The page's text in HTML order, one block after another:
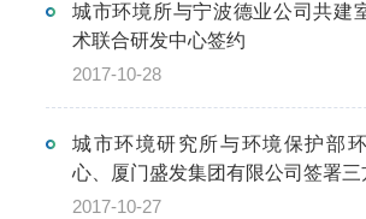
城市环境所与宁波德业公司共建
术联合研发中心签约
2017-10-28
城市环境研究所与环境保护部
心、厦门盛发集团有限公司签署三
2017-10-27